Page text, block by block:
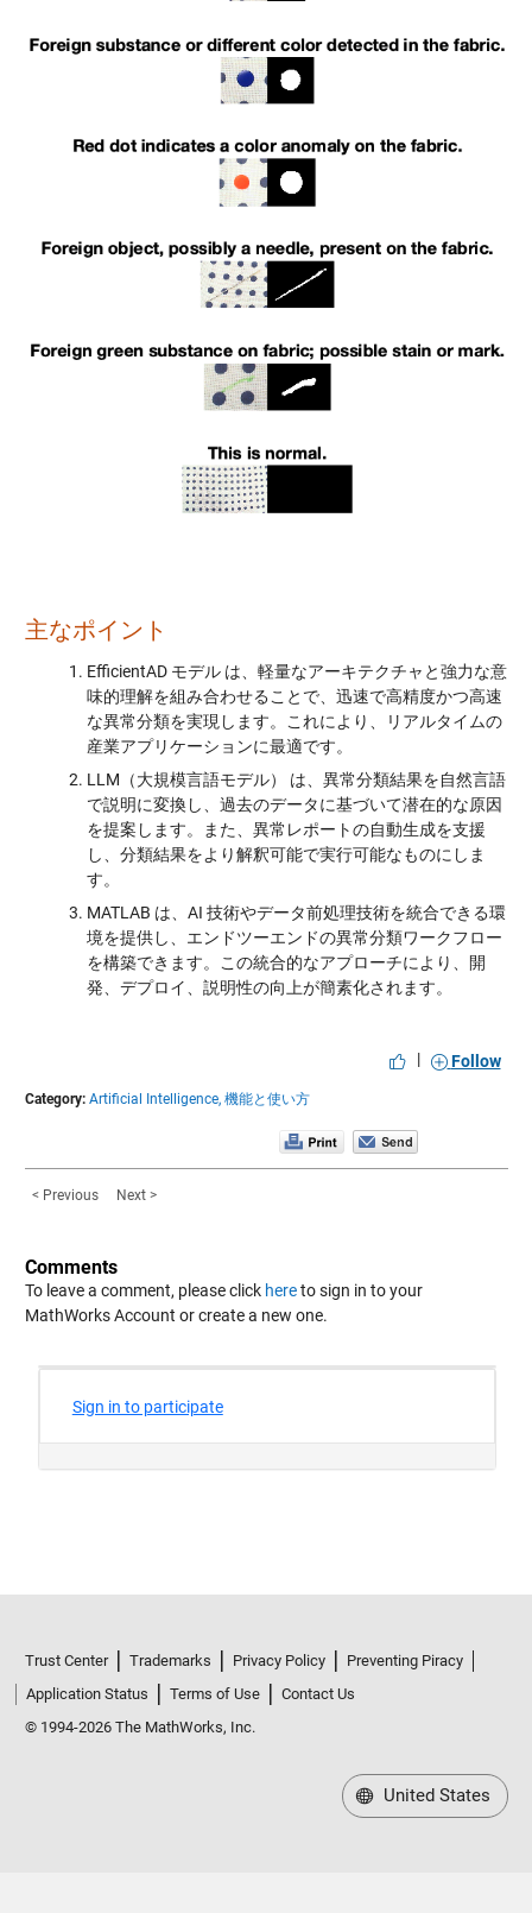
主なポイント
EfficientAD モデル は、軽量なアーキテクチャと強力な意
味的理解を組み合わせることで、迅速で高精度かつ高速
な異常分類を実現します。これにより、リアルタイムの
産業アプリケーションに最適です。
LLM（大規模言語モデル） は、異常分類結果を自然言語
で説明に変換し、過去のデータに基づいて潜在的な原因
を提案します。また、異常レポートの自動生成を支援
し、分類結果をより解釈可能で実行可能なものにしま
す。
MATLAB は、AI 技術やデータ前処理技術を統合できる環
境を提供し、エンドツーエンドの異常分類ワークフロー
を構築できます。この統合的なアプローチにより、開
発、デプロイ、説明性の向上が簡素化されます。
| Follow
Category: Artificial Intelligence, 機能と使い方
< Previous Next >
Comments
To leave a comment, please click hereto sign in to your
MathWorks Account or create a new one.
Trust Center Trademarks Privacy Policy
Preventing Piracy
Application Status
Terms of Use
Contact Us
© 1994-2026 The MathWorks, Inc.
United States